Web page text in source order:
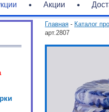
Акции
Главная - Каталог
арт.2807